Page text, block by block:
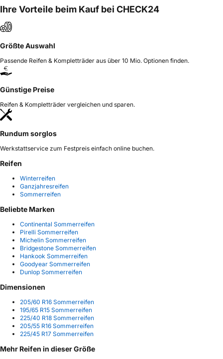
Ihre Vorteile beim Kauf bei CHECK24
Größte Auswahl
Passende Reifen & Kompletträder aus über 10 Mio. Optionen finden.
Günstige Preise
Reifen & Kompletträder vergleichen und sparen.
Rundum sorglos
Werkstattservice zum Festpreis einfach online buchen.
Reifen
Winterreifen
Ganzjahresreifen
Sommerreifen
Beliebte Marken
Continental Sommerreifen
Pirelli Sommerreifen
Michelin Sommerreifen
Bridgestone Sommerreifen
Hankook Sommerreifen
Goodyear Sommerreifen
Dunlop Sommerreifen
Dimensionen
205/60 R16 Sommerreifen
195/65 R15 Sommerreifen
225/40 R18 Sommerreifen
205/55 R16 Sommerreifen
225/45 R17 Sommerreifen
Mehr Reifen in dieser Größe